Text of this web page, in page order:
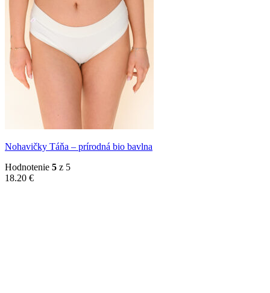
Nohavičky Táňa – prírodná bio bavlna
Hodnotenie 5 z 5
18.20 €